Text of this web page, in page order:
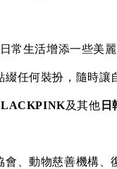
常生活增添一些美麗
任何裝扮，隨時讓
及其他 日
會、動物慈善機構、